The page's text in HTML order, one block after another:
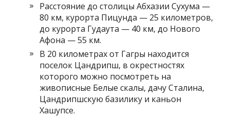
Расстояние до столицы Абхазии Сухума —
80 км, курорта Пицунда — 25 километров,
до курорта Гудаута — 40 км, до Нового
Афона — 55 км.
В 20 километрах от Гагры находится
поселок Цандрипш, в окрестностях
которого можно посмотреть на
живописные Белые скалы, дачу Сталина,
Цандрипшскую базилику и каньон
Хашупсе.